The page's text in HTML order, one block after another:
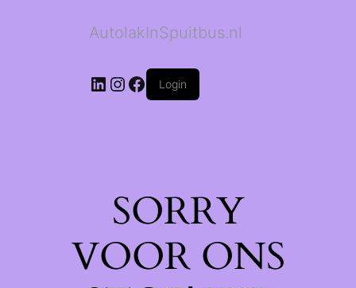
AutolakInSpuitbus.nl
LinkedIn
Instagram
Facebook
Login
SORRY
VOOR ONS